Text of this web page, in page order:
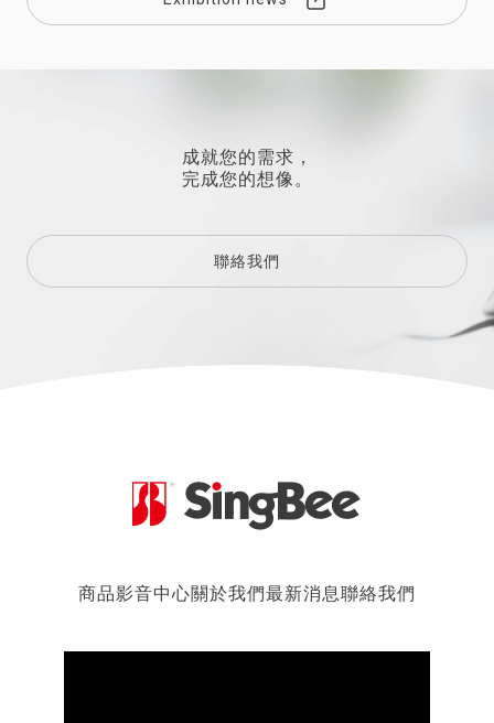
成就您的需求，
完成您的想像。
聯絡我們
商品影音中心關於我們最新消息聯絡我們